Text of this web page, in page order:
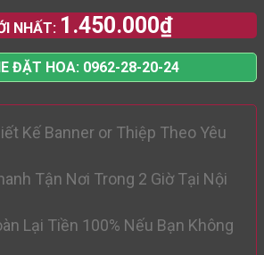
NHẤT: 1.450.000₫
ĐẶT HOA: 0962-28-20-24
Kế Banner or Thiệp Theo Yêu
Tận Nơi Trong 2 Giờ Tại Nội
Lại Tiền 100% Nếu Bạn Không